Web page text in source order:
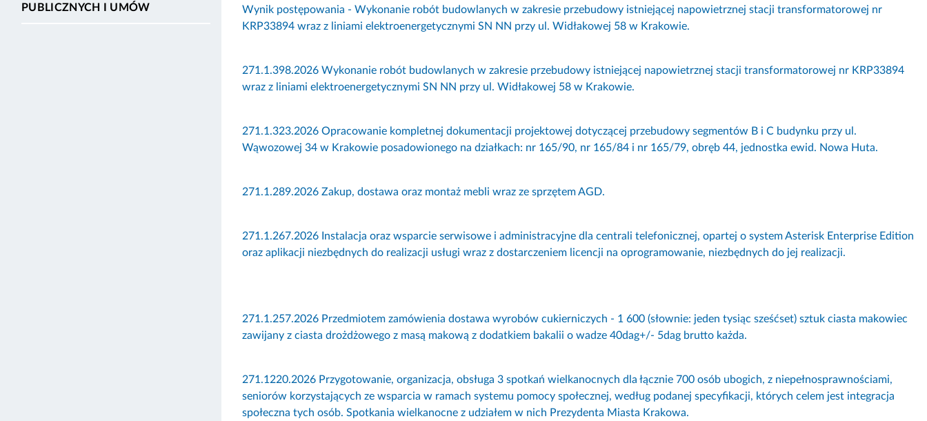
PUBLICZNYCH I UMÓW
Wynik postępowania - Wykonanie robót budowlanych w zakresie przebudowy istniejącej napowietrznej stacji transformatorowej nr
KRP33894 wraz z liniami elektroenergetycznymi SN NN przy ul. Widłakowej 58 w Krakowie.
271.1.398.2026 Wykonanie robót budowlanych w zakresie przebudowy istniejącej napowietrznej stacji transformatorowej nr KRP33894
wraz z liniami elektroenergetycznymi SN NN przy ul. Widłakowej 58 w Krakowie.
271.1.323.2026 Opracowanie kompletnej dokumentacji projektowej dotyczącej przebudowy segmentów B i C budynku przy ul.
Wąwozowej 34 w Krakowie posadowionego na działkach: nr 165/90, nr 165/84 i nr 165/79, obręb 44, jednostka ewid. Nowa Huta.
271.1.289.2026 Zakup, dostawa oraz montaż mebli wraz ze sprzętem AGD.
271.1.267.2026 Instalacja oraz wsparcie serwisowe i administracyjne dla centrali telefonicznej, opartej o system Asterisk Enterprise Edition
oraz aplikacji niezbędnych do realizacji usługi wraz z dostarczeniem licencji na oprogramowanie, niezbędnych do jej realizacji.
271.1.257.2026 Przedmiotem zamówienia dostawa wyrobów cukierniczych - 1 600 (słownie: jeden tysiąc sześćset) sztuk ciasta makowiec
zawijany z ciasta drożdżowego z masą makową z dodatkiem bakalii o wadze 40dag+/- 5dag brutto każda.
271.1220.2026 Przygotowanie, organizacja, obsługa 3 spotkań wielkanocnych dla łącznie 700 osób ubogich, z niepełnosprawnościami,
seniorów korzystających ze wsparcia w ramach systemu pomocy społecznej, według podanej specyfikacji, których celem jest integracja
społeczna tych osób. Spotkania wielkanocne z udziałem w nich Prezydenta Miasta Krakowa.